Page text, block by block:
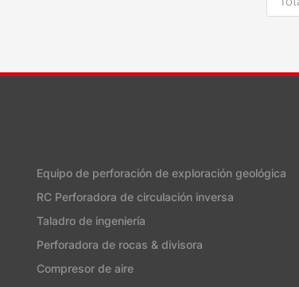
Equipo de perforación de exploración geológica
RC Perforadora de circulación inversa
Taladro de ingeniería
Perforadora de rocas & divisora
Compresor de aire